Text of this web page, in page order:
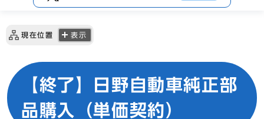
現在位置 表示
【終了】日野自動車純正部
品購入（単価契約）